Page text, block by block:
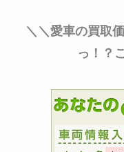
＼＼愛車の買取
っ！？